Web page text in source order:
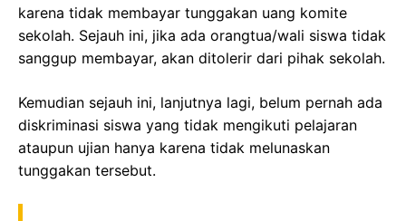
karena tidak membayar tunggakan uang komite
sekolah. Sejauh ini, jika ada orangtua/wali siswa tidak
sanggup membayar, akan ditolerir dari pihak sekolah.
Kemudian sejauh ini, lanjutnya lagi, belum pernah ada
diskriminasi siswa yang tidak mengikuti pelajaran
ataupun ujian hanya karena tidak melunaskan
tunggakan tersebut.